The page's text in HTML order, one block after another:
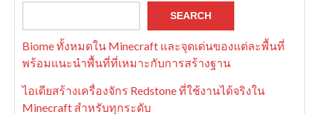
SEARCH
Biome ทั้งหมดใน Minecraft และจุดเด่นของแต่ละพื้นที่
พร้อมแนะนำพื้นที่ที่เหมาะกับการสร้างฐาน
ไอเดียสร้างเครื่องจักร Redstone ที่ใช้งานได้จริงใน
Minecraft สำหรับทุกระดับ